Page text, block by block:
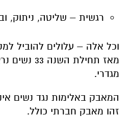
רגשית – שליטה, ניתוק,
וכל אלה – עלולים להוביל
מאז תחילת
מגדרי.
המאבק באלימות נגד נשים
זהו מאבק חברתי כולל.